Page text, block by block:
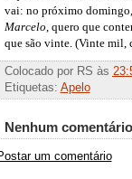
vai: no próximo
Marcelo , quero que
que são vinte. (Vinte mil,
Colocado por RS às
Etiquetas: Apelo
Nenhum
um comentário